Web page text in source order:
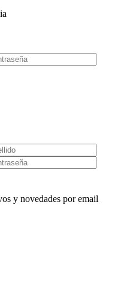
y novedades por email